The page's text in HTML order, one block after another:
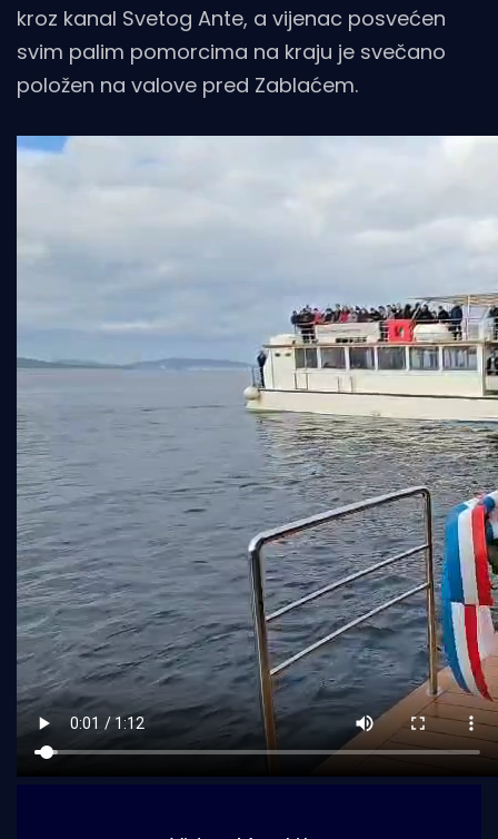
kroz kanal Svetog Ante, a vijenac posvećen
svim palim pomorcima na kraju je svečano
položen na valove pred Zablaćem.